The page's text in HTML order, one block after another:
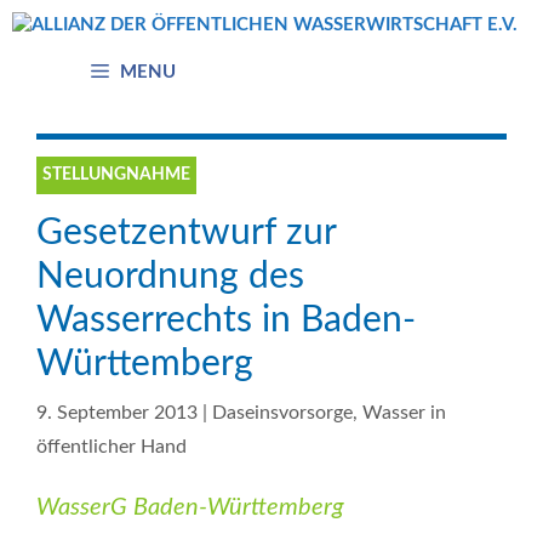
Zum
MENU
STELLUNGNAHME
Gesetzentwurf zur
Neuordnung des
Wasserrechts in Baden-
Württemberg
9. September 2013 Daseinsvorsorge, Wasser in
öffentlicher Hand
WasserG Baden-Württemberg